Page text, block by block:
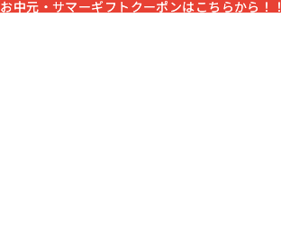
お中元・サマーギフトクーポンはこちらから！！
お中元・サマーギフトクーポンはこちらから！！